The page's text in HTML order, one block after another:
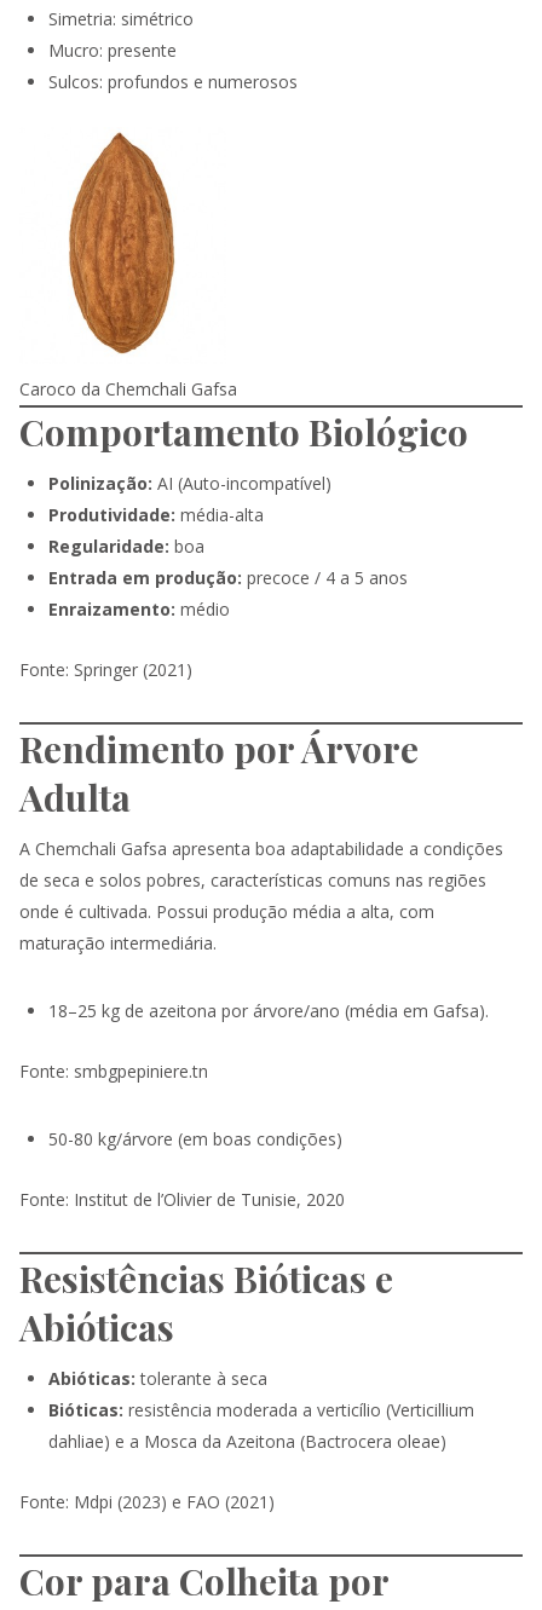
Simetria: simétrico
Mucro: presente
Sulcos: profundos e numerosos
Caroco da Chemchali Gafsa
Comportamento Biológico
Polinização: AI (Auto-incompatível)
Produtividade: média-alta
Regularidade: boa
Entrada em produção: precoce / 4 a 5 anos
Enraizamento: médio
Fonte: Springer (2021)
Rendimento por Árvore
Adulta
A Chemchali Gafsa apresenta boa adaptabilidade a condições
de seca e solos pobres, características comuns nas regiões
onde é cultivada. Possui produção média a alta, com
maturação intermediária.
18–25 kg de azeitona por árvore/ano (média em Gafsa).
Fonte: smbgpepiniere.tn
50-80 kg/árvore (em boas condições)
Fonte: Institut de l’Olivier de Tunisie, 2020
Resistências Bióticas e
Abióticas
Abióticas: tolerante à seca
Bióticas: resistência moderada a verticílio (Verticillium
dahliae) e a Mosca da Azeitona (Bactrocera oleae)
Fonte: Mdpi (2023) e FAO (2021)
Cor para Colheita por